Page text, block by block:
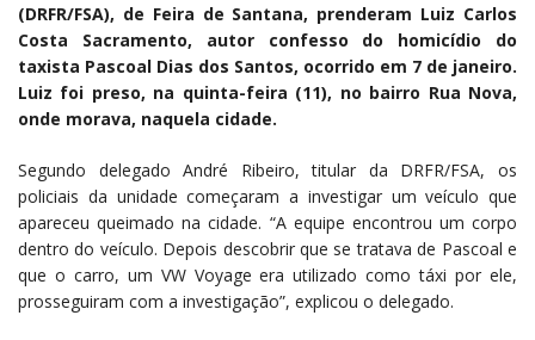
(DRFR/FSA), de Feira de Santana, prenderam Luiz Carlos
Costa Sacramento, autor confesso do homicídio do
taxista Pascoal Dias dos Santos, ocorrido em 7 de janeiro.
Luiz foi preso, na quinta-feira (11), no bairro Rua Nova,
onde morava, naquela cidade.
Segundo delegado André Ribeiro, titular da DRFR/FSA, os
policiais da unidade começaram a investigar um veículo que
apareceu queimado na cidade. “A equipe encontrou um corpo
dentro do veículo. Depois descobrir que se tratava de Pascoal e
que o carro, um VW Voyage era utilizado como táxi por ele,
prosseguiram com a investigação”, explicou o delegado.